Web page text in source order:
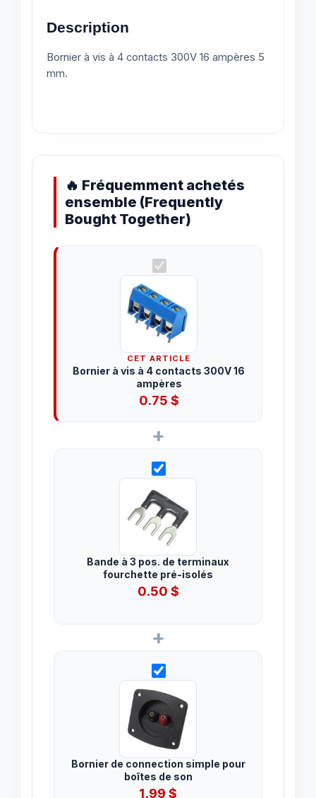
Description
Bornier à vis à 4 contacts 300V 16 ampères 5
mm.
🔥 Fréquemment achetés
ensemble (Frequently
Bought Together)
CET ARTICLE
Bornier à vis à 4 contacts 300V 16
ampères
0.75 $
+
Bande à 3 pos. de terminaux
fourchette pré-isolés
0.50 $
+
Bornier de connection simple pour
boîtes de son
1.99 $